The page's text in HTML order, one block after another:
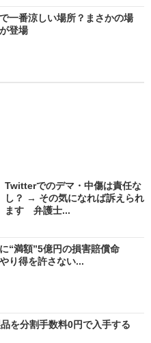
一番涼しい場所？まさかの場
登場
Twitterでのデマ・中傷は責任な
し？ → その気になれば訴えられ
ます 弁護士...
“満額”5億円の損害賠償命
り得を許さない...
を分割手数料0円で入手する